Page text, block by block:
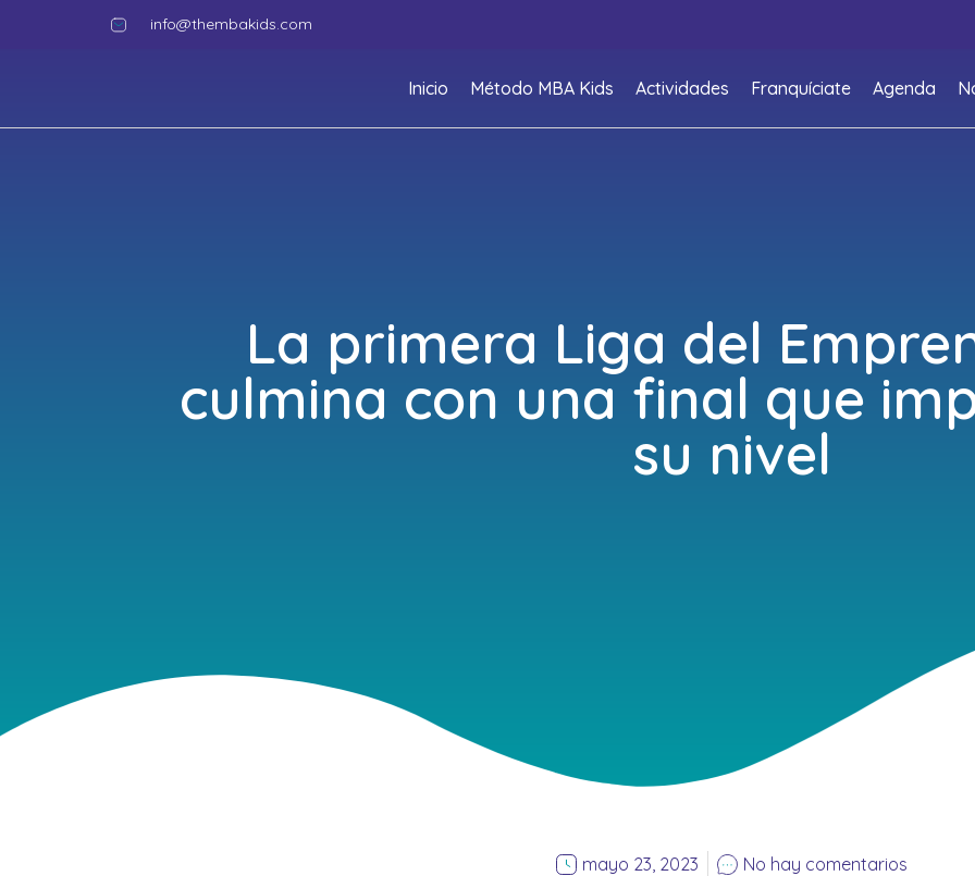
info@thembakids.com
Inicio Método MBA Kids Actividades Franquíciate Agenda
La primera Liga del
culmina con una final que
su nivel
mayo 23, 2023 No hay comentarios